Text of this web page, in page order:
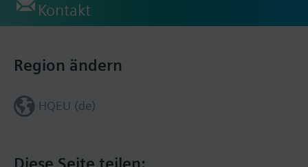
Kontakt
Region ändern
HQEU (de)